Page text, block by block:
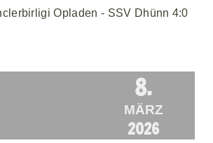
Opladen - SSV Dhünn 4:0
8.
MÄRZ
2026